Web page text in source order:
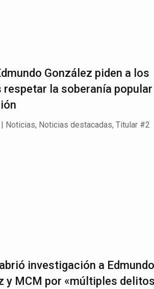
González piden a los
la soberanía popular
Noticias, Noticias destacadas, Titular #2
investigación a Edmundo
y MCM por «múltiples